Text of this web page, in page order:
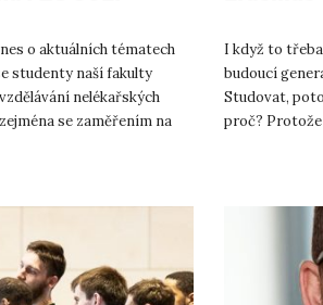
o aktuálních tématech
studenty naší fakulty
nelékařských
se zaměřením na
I když to
budoucí
Studovat,
proč?